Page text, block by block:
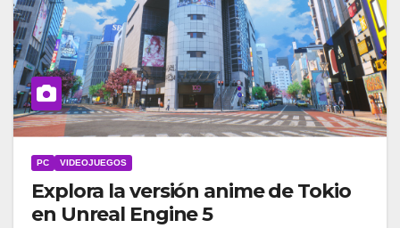
PC VIDEOJUEGOS
Explora la versión anime de Tokio
en Unreal Engine 5